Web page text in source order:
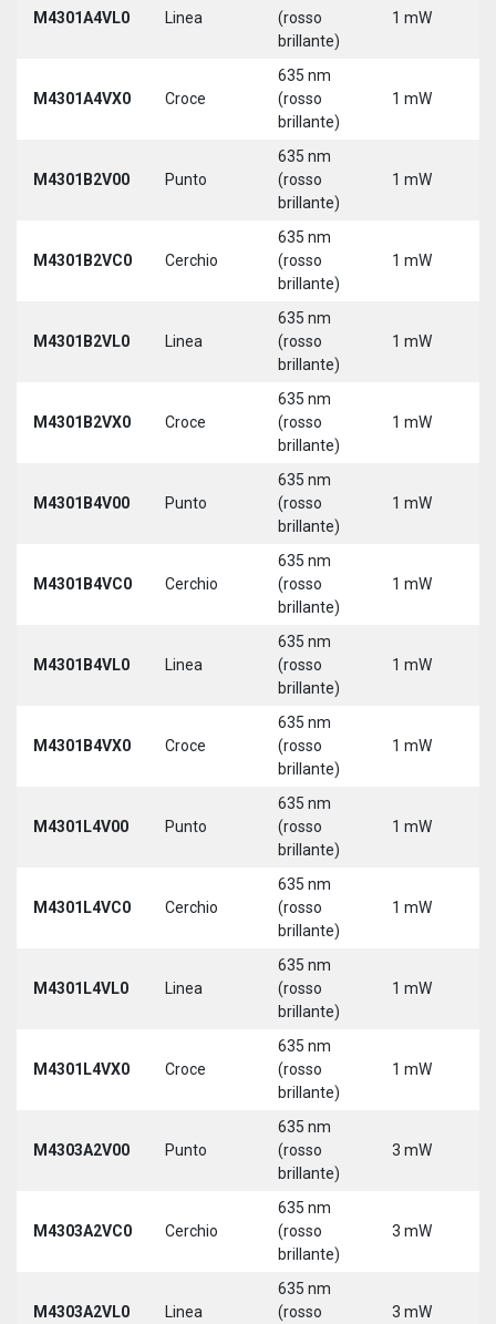
M4301A4VL0 Linea
(rosso
brillante)
1 mW
M4301A4VX0 Croce
635 nm
(rosso
brillante)
1 mW
M4301B2V00 Punto
635 nm
(rosso
brillante)
1 mW
M4301B2VC0 Cerchio
635 nm
(rosso
brillante)
1 mW
M4301B2VL0 Linea
635 nm
(rosso
brillante)
1 mW
M4301B2VX0 Croce
635 nm
(rosso
brillante)
1 mW
M4301B4V00 Punto
635 nm
(rosso
brillante)
1 mW
M4301B4VC0 Cerchio
635 nm
(rosso
brillante)
1 mW
M4301B4VL0 Linea
635 nm
(rosso
brillante)
1 mW
M4301B4VX0 Croce
635 nm
(rosso
brillante)
1 mW
M4301L4V00 Punto
635 nm
(rosso
brillante)
1 mW
M4301L4VC0 Cerchio
635 nm
(rosso
brillante)
1 mW
M4301L4VL0 Linea
635 nm
(rosso
brillante)
1 mW
M4301L4VX0 Croce
635 nm
(rosso
brillante)
1 mW
M4303A2V00 Punto
635 nm
(rosso
brillante)
3 mW
M4303A2VC0 Cerchio
635 nm
(rosso
brillante)
3 mW
M4303A2VL0 Linea
635 nm
(rosso
3 mW